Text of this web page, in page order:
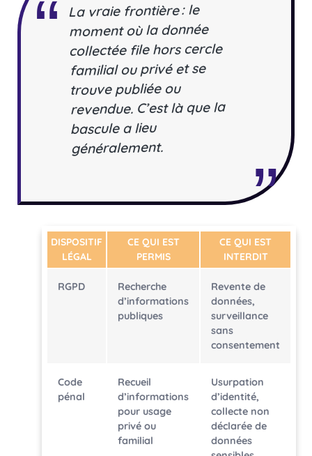
La vraie frontière : le
moment où la donnée
collectée file hors cercle
familial ou privé et se
trouve publiée ou
revendue. C’est là que la
bascule a lieu
généralement.
DISPOSITIF
LÉGAL
CE QUI EST
PERMIS
CE QUI EST
INTERDIT
RGPD
Recherche
d’informations
publiques
Revente de
données,
surveillance
sans
consentement
Code
pénal
Recueil
d’informations
pour usage
privé ou
familial
Usurpation
d’identité,
collecte non
déclarée de
données